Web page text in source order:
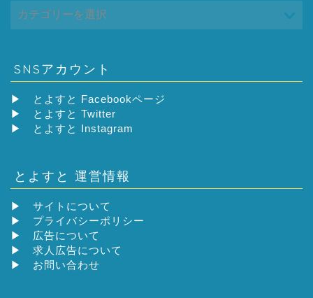
SNSアカウント
▶
とよすと Facebookページ
▶
とよすと Twitter
▶
とよすと Instagram
とよすと 運営情報
▶ サイトについて
▶ プライバシーポリシー
▶ 広告について
▶ 求人広告について
▶ お問い合わせ